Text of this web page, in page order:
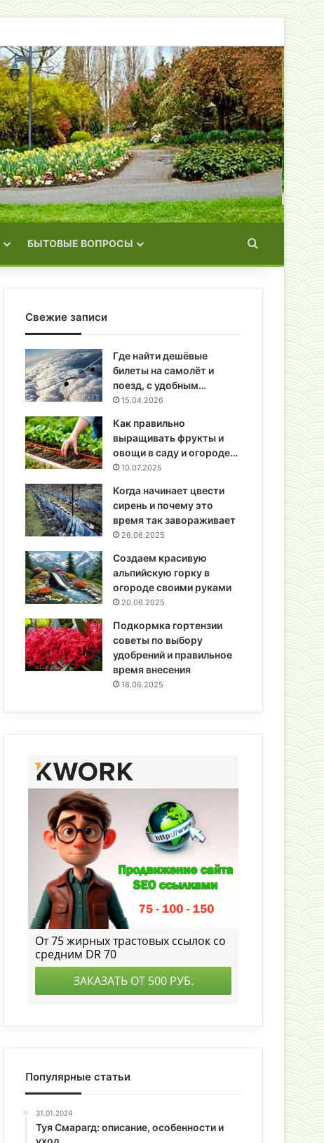
БЫТОВЫЕ ВОПРОСЫ Искать
Свежие записи
Где найти дешёвые
билеты на самолёт и
поезд, с удобным…
15.04.2026
Как правильно
выращивать фрукты и
овощи в саду и огороде…
10.07.2025
Когда начинает цвести
сирень и почему это
время так завораживает
26.06.2025
Создаем красивую
альпийскую горку в
огороде своими руками
20.06.2025
Подкормка гортензии
советы по выбору
удобрений и правильное
время внесения
18.06.2025
Популярные статьи
31.01.2024
Туя Смарагд: описание, особенности и
уход